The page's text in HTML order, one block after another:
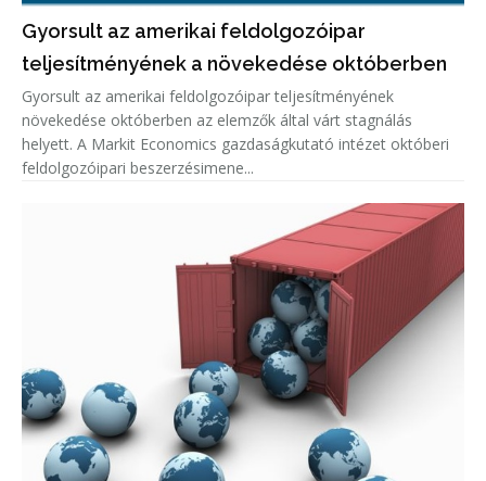
Gyorsult az amerikai feldolgozóipar
teljesítményének a növekedése októberben
Gyorsult az amerikai feldolgozóipar teljesítményének
növekedése októberben az elemzők által várt stagnálás
helyett. A Markit Economics gazdaságkutató intézet októberi
feldolgozóipari beszerzésimene...